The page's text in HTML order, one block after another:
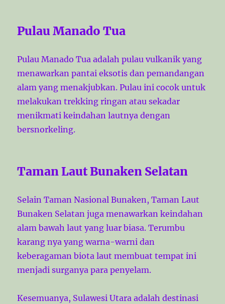
Pulau Manado Tua
Pulau Manado Tua adalah pulau vulkanik yang
menawarkan pantai eksotis dan pemandangan
alam yang menakjubkan. Pulau ini cocok untuk
melakukan trekking ringan atau sekadar
menikmati keindahan lautnya dengan
bersnorkeling.
Taman Laut Bunaken Selatan
Selain Taman Nasional Bunaken, Taman Laut
Bunaken Selatan juga menawarkan keindahan
alam bawah laut yang luar biasa. Terumbu
karang nya yang warna-warni dan
keberagaman biota laut membuat tempat ini
menjadi surganya para penyelam.
Kesemuanya, Sulawesi Utara adalah destinasi